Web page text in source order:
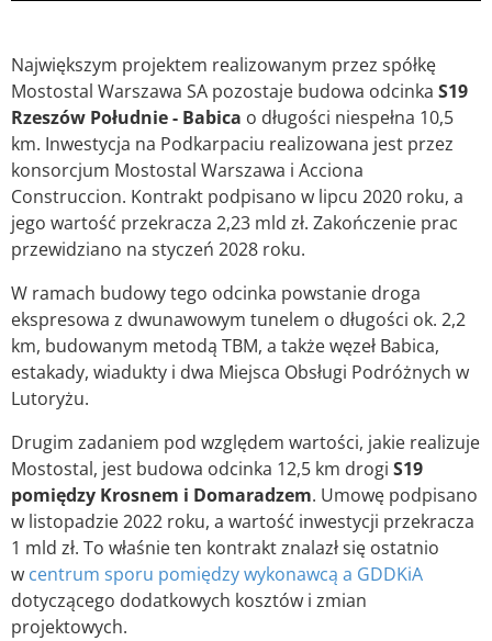
Największym projektem realizowanym przez spółkę
Mostostal Warszawa SA pozostaje budowa odcinka S19
Rzeszów Południe - Babica o długości niespełna 10,5
km. Inwestycja na Podkarpaciu realizowana jest przez
konsorcjum Mostostal Warszawa i Acciona
Construccion. Kontrakt podpisano w lipcu 2020 roku, a
jego wartość przekracza 2,23 mld zł. Zakończenie prac
przewidziano na styczeń 2028 roku.
W ramach budowy tego odcinka powstanie droga
ekspresowa z dwunawowym tunelem o długości ok. 2,2
km, budowanym metodą TBM, a także węzeł Babica,
estakady, wiadukty i dwa Miejsca Obsługi Podróżnych w
Lutoryżu.
Drugim zadaniem pod względem wartości, jakie realizuje
Mostostal, jest budowa odcinka 12,5 km drogi S19
pomiędzy Krosnem i Domaradzem. Umowę podpisano
w listopadzie 2022 roku, a wartość inwestycji przekracza
1 mld zł. To właśnie ten kontrakt znalazł się ostatnio
w centrum sporu pomiędzy wykonawcą a GDDKiA
dotyczącego dodatkowych kosztów i zmian
projektowych.